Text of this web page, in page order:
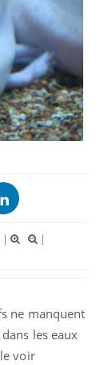
|
|
ne manquent
les eaux
voir